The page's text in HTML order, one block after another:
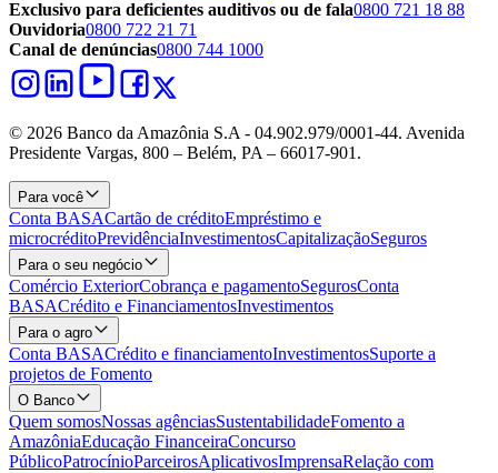
Exclusivo para deficientes auditivos ou de fala0800 721 18 88
Ouvidoria0800 722 21 71
Canal de denúncias0800 744 1000
© 2026 Banco da Amazônia S.A - 04.902.979/0001‐44. Avenida
Presidente Vargas, 800 – Belém, PA – 66017-901.
Para você
Conta BASACartão de créditoEmpréstimo e
microcréditoPrevidênciaInvestimentosCapitalizaçãoSeguros
Para o seu negócio
Comércio ExteriorCobrança e pagamentoSegurosConta
BASACrédito e FinanciamentosInvestimentos
Para o agro
Conta BASACrédito e financiamentoInvestimentosSuporte a
projetos de Fomento
O Banco
Quem somosNossas agênciasSustentabilidadeFomento a
AmazôniaEducação FinanceiraConcurso
PúblicoPatrocínioParceirosAplicativosImprensaRelação com